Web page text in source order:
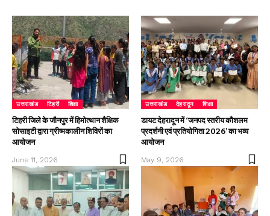
उत्तराखंड टिहरी शिक्षा
टिहरी जिले के जौनपुर में हिमोत्थान शैक्षिक
सोसाइटी द्वारा ग्रीष्मकालीन शिविरों का
आयोजन
June 11, 2026
उत्तराखंड देहरादून शिक्षा
डायट देहरादून में ‘जनपद स्तरीय कौशलम
प्रदर्शनी एवं प्रतियोगिता 2026’ का भव्य
आयोजन
May 9, 2026